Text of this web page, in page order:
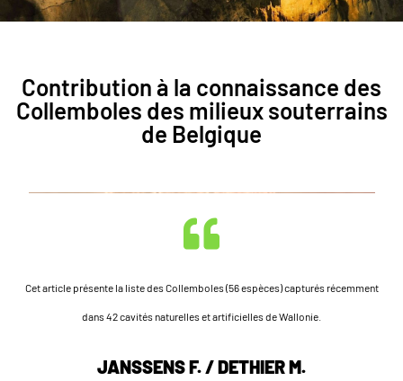
Contribution à la connaissance des
Collemboles des milieux souterrains
de Belgique
Cet article présente la liste des Collemboles (56 espèces) capturés récemment
dans 42 cavités naturelles et artificielles de Wallonie.
JANSSENS F. / DETHIER M.